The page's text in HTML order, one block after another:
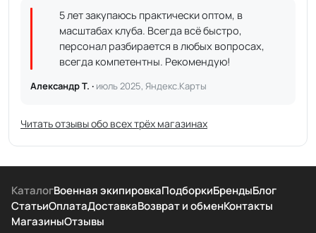
5 лет закупаюсь практически оптом, в
масштабах клуба. Всегда всё быстро,
персонал разбирается в любых вопросах,
всегда компетентны. Рекомендую!
Александр Т. · июль 2025, Яндекс.Карты
Читать отзывы обо всех трёх магазинах
КаталогВоенная экипировкаПодборкиБрендыБлог
СтатьиОплатаДоставкаВозврат и обменКонтакты
МагазиныОтзывы